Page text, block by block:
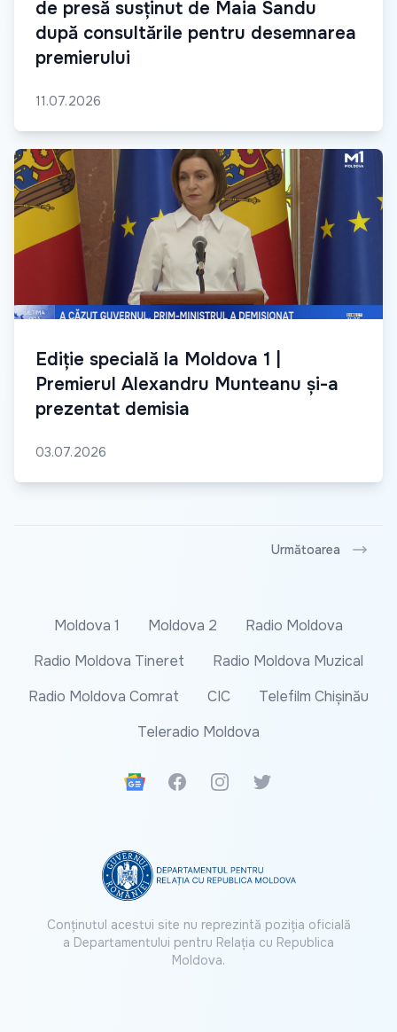
de presă susținut de Maia Sandu
după consultările pentru desemnarea
premierului
11.07.2026
Ediție specială la Moldova 1 |
Premierul Alexandru Munteanu și-a
prezentat demisia
03.07.2026
Următoarea
Moldova 1 Moldova 2
Radio Moldova
Radio Moldova Tineret
Radio Moldova Muzical
Radio Moldova Comrat
CIC
Telefilm Chișinău
Teleradio Moldova
Google News
FacebookInstagramTwitter
Conținutul acestui site nu reprezintă poziția oficială
a Departamentului pentru Relația cu Republica
Moldova.